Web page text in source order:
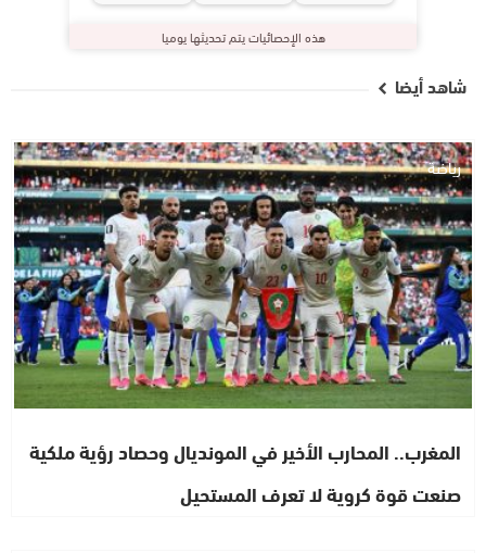
هذه الإحصائيات يتم تحديثها يوميا
شاهد أيضا
رياضة
المغرب.. المحارب الأخير في المونديال وحصاد رؤية ملكية
صنعت قوة كروية لا تعرف المستحيل